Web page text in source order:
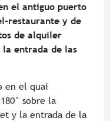
el antiguo puerto
restaurante y de
de alquiler
la entrada de las
en el quai
sobre la
y la entrada de la